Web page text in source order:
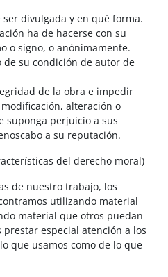
divulgada y en qué forma.
ha de hacerse con su
o signo, o anónimamente.
de su condición de autor de
de la obra e impedir
alteración o
suponga perjuicio a sus
a su reputación.
del derecho moral)
de nuestro trabajo, los
utilizando material
material que otros puedan
especial atención a los
que usamos como de lo que